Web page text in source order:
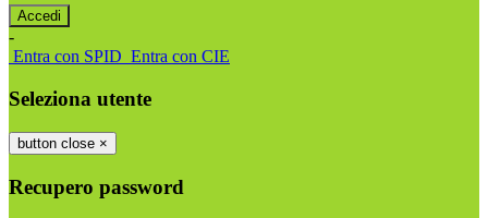
-
Entra con SPID Entra con CIE
Seleziona utente
button close ×
Recupero password